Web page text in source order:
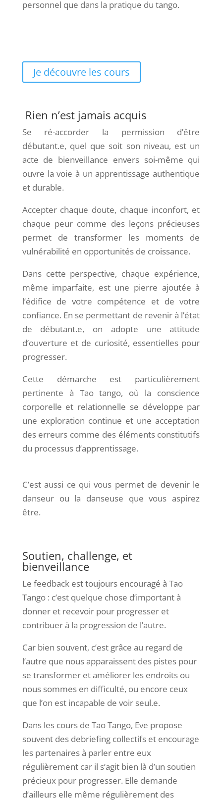
personnel que dans la pratique du tango.
Je découvre les cours
Rien n’est jamais acquis
Se ré-accorder la permission d’être
débutant.e, quel que soit son niveau, est un
acte de bienveillance envers soi-même qui
ouvre la voie à un apprentissage authentique
et durable.
Accepter chaque doute, chaque inconfort, et
chaque peur comme des leçons précieuses
permet de transformer les moments de
vulnérabilité en opportunités de croissance.
Dans cette perspective, chaque expérience,
même imparfaite, est une pierre ajoutée à
l’édifice de votre compétence et de votre
confiance. En se permettant de revenir à l’état
de débutant.e, on adopte une attitude
d’ouverture et de curiosité, essentielles pour
progresser.
Cette démarche est particulièrement
pertinente à Tao tango, où la conscience
corporelle et relationnelle se développe par
une exploration continue et une acceptation
des erreurs comme des éléments constitutifs
du processus d’apprentissage.
C’est aussi ce qui vous permet de devenir le
danseur ou la danseuse que vous aspirez
être.
Soutien, challenge, et
bienveillance
Le feedback est toujours encouragé à Tao
Tango : c’est quelque chose d’important à
donner et recevoir pour progresser et
contribuer à la progression de l’autre.
Car bien souvent, c’est grâce au regard de
l’autre que nous apparaissent des pistes pour
se transformer et améliorer les endroits ou
nous sommes en difficulté, ou encore ceux
que l’on est incapable de voir seul.e.
Dans les cours de Tao Tango, Eve propose
souvent des debriefing collectifs et encourage
les partenaires à parler entre eux
régulièrement car il s’agit bien là d’un soutien
précieux pour progresser. Elle demande
d’ailleurs elle même régulièrement des